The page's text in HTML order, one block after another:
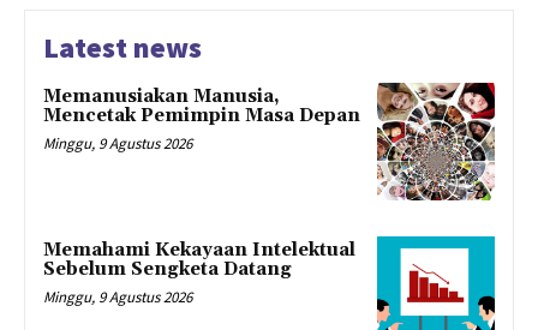
Latest news
Memanusiakan Manusia,
Mencetak Pemimpin Masa Depan
Minggu, 9 Agustus 2026
Memahami Kekayaan Intelektual
Sebelum Sengketa Datang
Minggu, 9 Agustus 2026